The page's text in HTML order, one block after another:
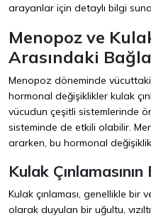
arayanlar için detaylı bilgi
Menopoz ve
Arasındaki
Menopoz döneminde
hormonal değişiklikler kulak
vücudun çeşitli sistemlerinde
sisteminde de etkili olabilir.
ararken, bu hormonal
Kulak
Kulak çınlaması, genellikle bir
olarak duyulan bir uğultu,